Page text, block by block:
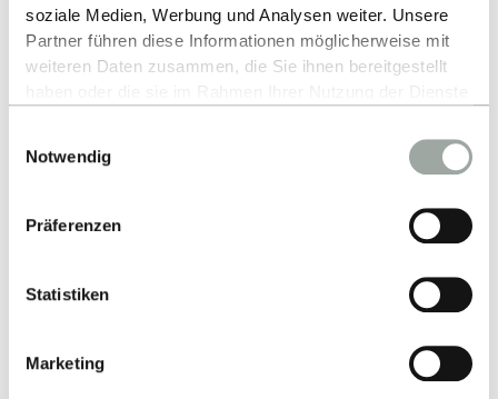
soziale Medien, Werbung und Analysen weiter. Unsere
Partner führen diese Informationen möglicherweise mit
weiteren Daten zusammen, die Sie ihnen bereitgestellt
Alles zum Thema Cookies und personenbezogene
Datenverarbeitung entnehmen Sie unserer
Notwendig
Präferenzen
Statistiken
Marketing
Top Job-Chancen Regional &
International
Staatliche Hochschule Einfache